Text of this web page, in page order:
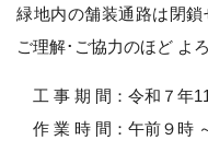
緑地内の舗装通路は閉鎖
ご理解･ご協力のほど よ
工 事 期 間：令和７年11
作 業 時 間：午前９時 ～